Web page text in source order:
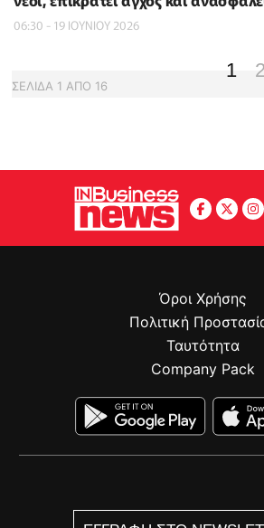
06:30 - 19 ΙΟΥΝΙΟΥ 2026
ΣΕΛΙΔΑ 1 ΑΠΟ 16
1 2
Όροι Χρήσης
Πολιτική
Ταυτότητα
Company Pack